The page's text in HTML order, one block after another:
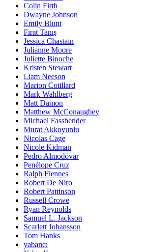
Colin Firth
Dwayne Johnson
Emily Blunt
Fırat Tanış
Jessica Chastain
Julianne Moore
Juliette Binoche
Kristen Stewart
Liam Neeson
Marion Cotillard
Mark Wahlberg
Matt Damon
Matthew McConaughey
Michael Fassbender
Murat Akkoyunlu
Nicolas Cage
Nicole Kidman
Pedro Almodóvar
Penélope Cruz
Ralph Fiennes
Robert De Niro
Robert Pattinson
Russell Crowe
Ryan Reynolds
Samuel L. Jackson
Scarlett Johansson
Tom Hanks
yabancı